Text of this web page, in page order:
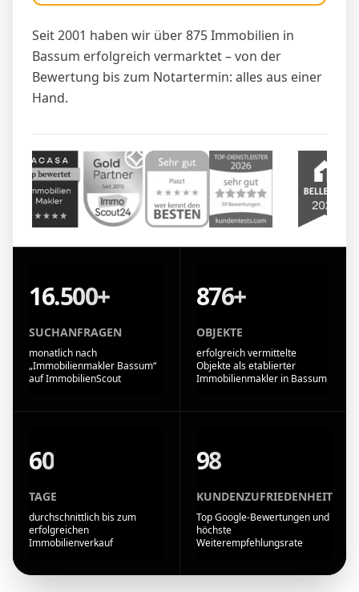
Seit 2001 haben wir über 875 Immobilien in
Bassum erfolgreich vermarktet – von der
Bewertung bis zum Notartermin: alles aus einer
Hand.
16.500+
SUCHANFRAGEN
monatlich nach
„Immobilienmakler Bassum“
auf ImmobilienScout
876+
OBJEKTE
erfolgreich vermittelte
Objekte als etablierter
Immobilienmakler in Bassum
60
TAGE
durchschnittlich bis zum
erfolgreichen
Immobilienverkauf
98
KUNDENZUFRIEDENHEIT
Top Google-Bewertungen und
höchste
Weiterempfehlungsrate